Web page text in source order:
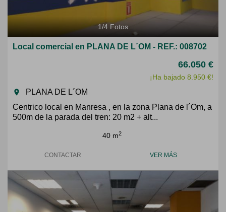
1/4 Fotos
Local comercial en PLANA DE L´OM - REF.: 008702
66.050 €
¡Ha bajado 8.950 €!
room
PLANA DE L´OM
Centrico local en Manresa , en la zona Plana de l´Om, a
500m de la parada del tren: 20 m2 + alt...
40 m2
CONTACTAR VER MÁS
Previous